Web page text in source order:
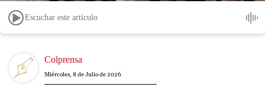
Escuchar este artículo
Image Colprensa
Miércoles, 8 de Julio de 2026